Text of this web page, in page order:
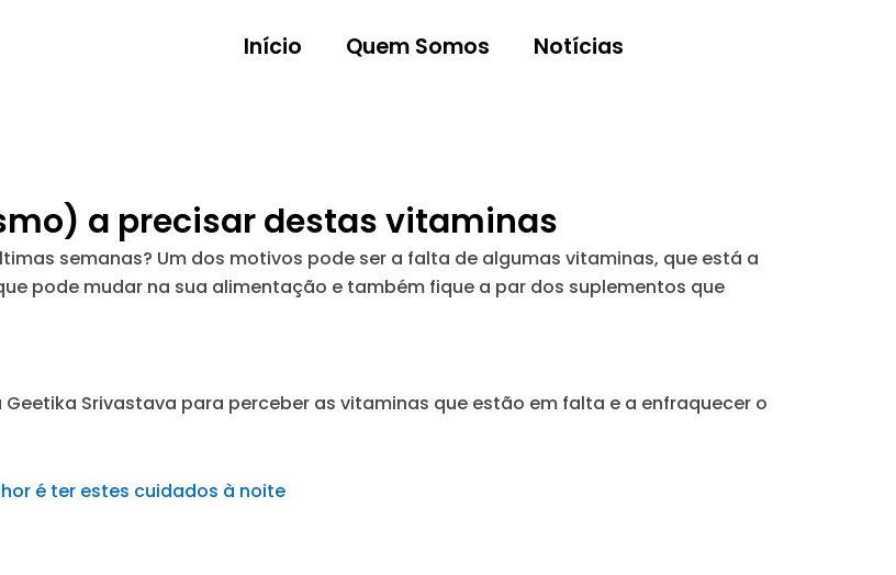
Início Quem Somos Notícias
a precisar destas vitaminas
semanas? Um dos motivos pode ser a falta de algumas vitaminas, que está a
pode mudar na sua alimentação e também fique a par dos suplementos que
Srivastava para perceber as vitaminas que estão em falta e a enfraquecer o
é ter estes cuidados à noite